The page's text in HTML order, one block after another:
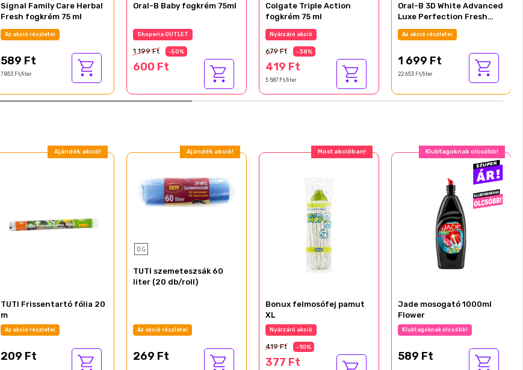
Signal Family Care Herbal
Fresh fogkrém 75 ml
Az akció részletei
589 Ft
7 853 Ft/liter
Oral-B Baby fogkrém 75ml
Az akció részletei
1 199 Ft -50%
600 Ft
Colgate Triple Action
fogkrém 75 ml
Az akció részletei
679 Ft -38%
419 Ft
5 587 Ft/liter
Oral-B 3D White Advanced
Luxe Perfection Fresh
Fogkrém, Eukaliptusz és
Menta 75 ml
Az akció részletei
1 699 Ft
22 653 Ft/liter
Ajándék akció!
TUTI Frissentartó fólia 20
m
Az akció részletei
209 Ft
Ajándék akció!
0 G
TUTI szemeteszsák 60
liter (20 db/roll)
Az akció részletei
269 Ft
Most akcióban!
Bonux felmosófej pamut
XL
Nyárzáró akció
419 Ft -10%
377 Ft
Ajándék akció!
Jade mosogató 1000ml
Flower
Az akció részletei
589 Ft